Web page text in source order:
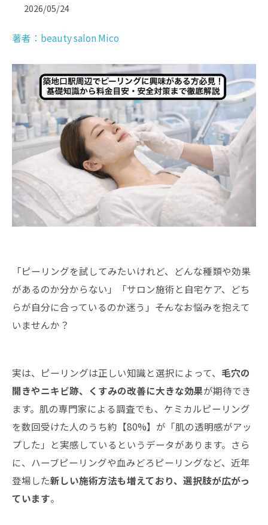
2026/05/24
著者：beauty salon Mico
「ピーリングを試してみたいけれど、どんな種類や効果
があるのか分からない」「サロン施術と自宅ケア、どち
らが自分に合っているのか迷う」――そんなお悩みを抱えて
いませんか？
実は、ピーリングは正しい知識と選択によって、 毛穴の
開きやニキビ跡、くすみの改善に大きな効果が期待でき
ます。肌の専門家による調査でも、ケミカルピーリング
を数回受けた人のうち約【80%】が「肌の透明感がアッ
プした」と実感しているというデータがあります。さら
に、ハーブピーリングや血みどろピーリングなど、近年
登場した新しい施術方法も増えており、選択肢が広がっ
ています。